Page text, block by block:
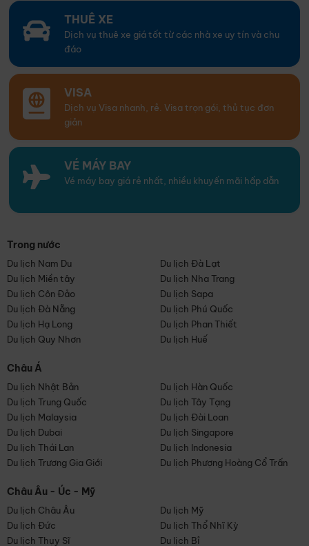
THUÊ XE
Dịch vụ thuê xe giá tốt từ các nhà xe uy tín và chu
đáo
VISA
Dịch vụ Visa nhanh, rẻ. Visa trọn gói, thủ tục đơn
giản
VÉ MÁY BAY
Vé máy bay giá rẻ nhất, nhiều khuyến mãi hấp dẫn
Trong nước
Du lịch Nam Du
Du lịch Đà Lạt
Du lịch Miền tây
Du lịch Nha Trang
Du lịch Côn Đảo
Du lịch Sapa
Du lịch Đà Nẵng
Du lịch Phú Quốc
Du lịch Hạ Long
Du lịch Phan Thiết
Du lịch Quy Nhơn
Du lịch Huế
Châu Á
Du lịch Nhật Bản
Du lịch Hàn Quốc
Du lịch Trung Quốc
Du lịch Tây Tạng
Du lịch Malaysia
Du lịch Đài Loan
Du lịch Dubai
Du lịch Singapore
Du lịch Thái Lan
Du lịch Indonesia
Du lịch Trương Gia Giới
Du lịch Phượng Hoàng Cổ Trấn
Châu Âu - Úc - Mỹ
Du lịch Châu Âu
Du lịch Mỹ
Du lịch Đức
Du lịch Thổ Nhĩ Kỳ
Du lịch Thụy Sĩ
Du lịch Bỉ